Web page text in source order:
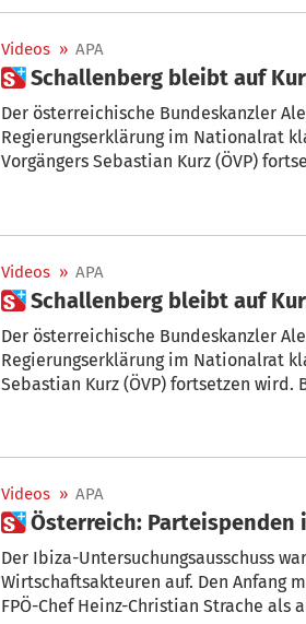
mit Altkanzler Kurz abzurechnen.
Videos » APA
 Schallenberg bleibt auf
Der österreichische Bundeskanzler
Regierungserklärung im Nationalrat
Vorgängers Sebastian Kurz (ÖVP)
Videos » APA
 Schallenberg bleibt auf
Der österreichische Bundeskanzler
Regierungserklärung im Nationalrat
Sebastian Kurz (ÖVP) fortsetzen
Videos » APA
 Österreich:
Der Ibiza-Untersuchungsausschuss
Wirtschaftsakteuren auf. Den Anfang
FPÖ-Chef Heinz-Christian Strache